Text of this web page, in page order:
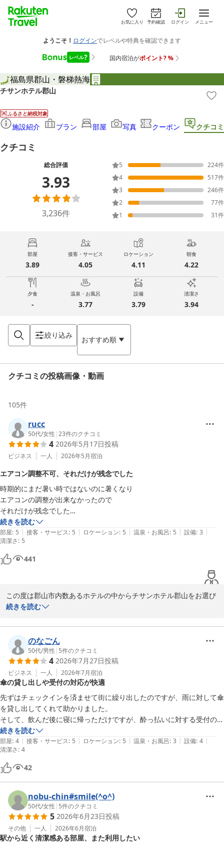
お気に入り 予約確認 ログイン メニュー
福島県郡山・磐梯熱海
チサンホテル郡山
ふるさと納税対象
施設紹介 プラン 部屋 写真 クーポン クチコミ
クチコミ
総合評価
3.93
3,236件
5 224件
4
517件
3
246件
2
77件
1
31件
部屋
3.89
接客・サービス
4.05
ロケーション
4.11
朝食
4.22
夕食
-
温泉・お風呂
3.77
設備
3.79
清潔さ
3.94
絞り込み おすすめ順
クチコミの投稿画像・動画
105件
rucc
50代/女性 |23件のクチコミ
4 2026年5月17日投稿
ビジネス 一人 2026年5月宿泊
エアコン調整不可、それだけが残念でした
時期的にまだ暑い時ではないのに暑くなり
エアコンの調整が出来なかったので
それだけが残念でした
後はコンパクトになっているので
無駄がなくいいと思います
続きを読む
部屋: 5 | 接客・サービス: 5 | ロケーション: 5 | 温泉・お風呂: 5 | 設備: 3 |
清潔さ: 5
441
この度は郡山市内数あるホテルの中からチサンホテル郡山をお選び
いただき誠に有難うございました。
エアコンに関しましてはセントラル方式となっており、季節変わり
の時期におきましては冷暖房の切替が間に合わないこともあり大変
ご迷惑をおかけいたします。
日夜気候の変化を読み適格な対応ができるよう感覚を研ぎ澄ませて
業務に努めてまいります。
今後とも郡山へおこしの折には当ホテルをご指名いただければ幸い
に存じます。
この度はお忙しい中わざわざご投稿いただき誠に有難うございまし
た。
またのご来館をスタッフ一同心よりお待ち申し上げます。
チサンホテル郡山
福重
2026-05-25
続きを読む
のなごん
50代/男性 | 5件のクチコミ
4 2026年7月27日投稿
ビジネス 一人 2026年7月宿泊
傘の貸し出しや受付の対応が快適
先ずはチェックインを済ませて街に繰り出したのですが、雨に対して傘
を貸し出してくれて助かりました。
そして、飲んだ後に寝に帰っただけですが、酔っ払いに対する受付の対
応もよく、快適でした。
シャワーカーテンの臭いホテルに立て続けに当たっていたので心配しま
したが、こちらのホテルはまったく問題ありませんでした。
続きを読む
部屋: 4 | 接客・サービス: 5 | ロケーション: 5 | 温泉・お風呂: 3 | 設備: 4 |
清潔さ: 4
42
nobu-chin#smile(^o^)
50代/女性 | 5件のクチコミ
5 2026年6月23日投稿
その他 一人 2026年6月宿泊
駅から近く清潔感ある部屋、また利用したい